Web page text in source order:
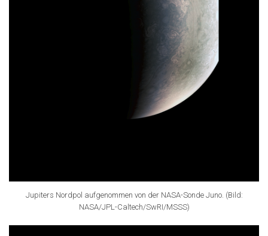
Jupiters Nordpol aufgenommen von der NASA-Sonde Juno. (Bild:
NASA/JPL-Caltech/SwRI/MSSS)